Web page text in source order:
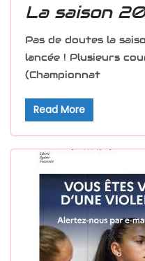
La saison
Pas de doutes la
lancée ! Plusieurs
(Championnat
Read More